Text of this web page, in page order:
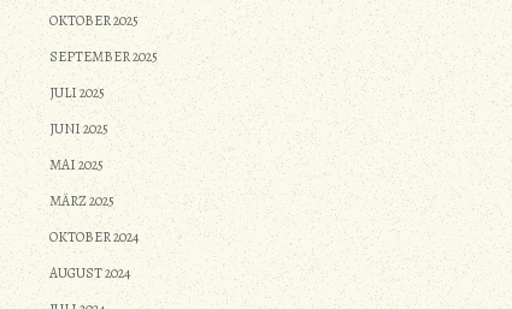
OKTOBER 2025
SEPTEMBER 2025
JULI 2025
JUNI 2025
MAI 2025
MÄRZ 2025
OKTOBER 2024
AUGUST 2024